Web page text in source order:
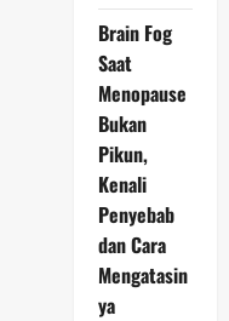
Brain Fog
Saat
Menopause
Bukan
Pikun,
Kenali
Penyebab
dan Cara
Mengatasin
ya